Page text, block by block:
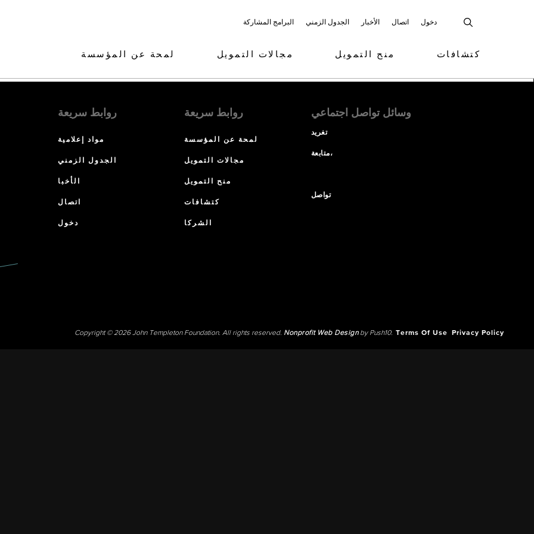
البرامج المشاركة الجدول الزمني الأخبار اتصال دخول
لمحة عن المؤسسة مجالات التمويل منح التمويل كتشافات
روابط سريعة
مواد إعلامية
الجدول الزمني
الأخبا
اتصال
دخول
روابط سريعة
لمحة عن المؤسسة
مجالات التمويل
منح التمويل
كتشافات
الشركا
وسائل تواصل اجتماعي
تغريد
متابعة،
تواصل
Copyright © 2026 John Templeton Foundation. All rights reserved. Nonprofit Web Designby Push10. Terms Of Use Privacy Policy